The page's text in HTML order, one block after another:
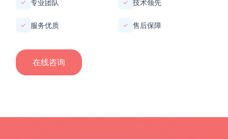
✓ 专业团队 ✓ 技术领先
✓ 服务优质 ✓ 售后保障
在线咨询